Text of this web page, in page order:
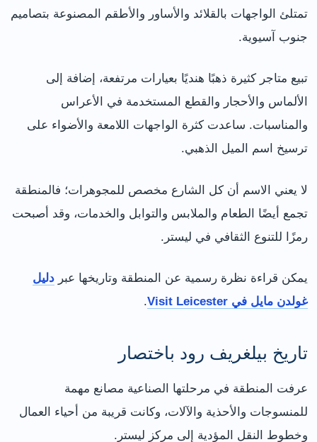
تمتلئ الواجهات بالقلائد والأساور والأطقم المصنوعة بتصاميم
جنوب آسيوية.
تبيع متاجر كثيرة ذهبًا هنديًا بعيارات مرتفعة، إضافة إلى
الألماس والأحجار والقطع المستخدمة في الأعراس
والمناسبات. ساعدت كثرة الواجهات اللامعة والأضواء على
ترسيخ اسم الميل الذهبي.
لا يعني الاسم أن كل الشارع مخصص للمجوهرات؛ فالمنطقة
تجمع أيضًا الطعام والملابس والتوابل والخدمات، وقد أصبحت
رمزًا للتنوع الثقافي في ليستر.
يمكن قراءة نظرة رسمية عن المنطقة وتاريخها عبر دليل
غولدن مايل في Visit Leicester
.
تاريخ بيلغريف رود باختصار
عرفت المنطقة في مرحلتها الصناعية مصانع مهمة
للمنسوجات والأحذية والآلات، وكانت قريبة من أحياء العمال
وخطوط النقل المؤدية إلى مركز ليستر.